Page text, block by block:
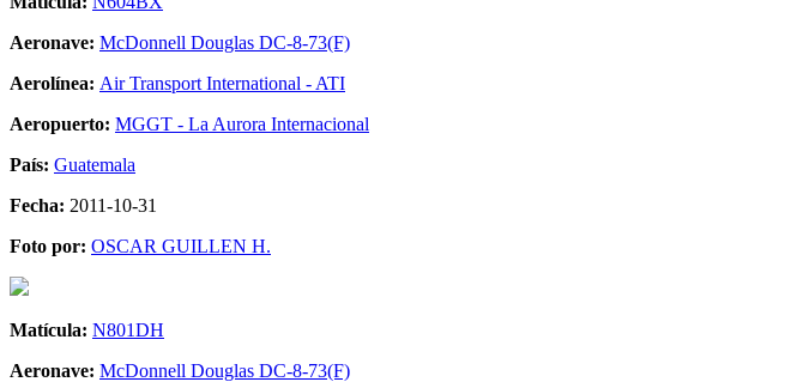
Aeronave: McDonnell Douglas DC-8-73(F)
Aerolínea: Air Transport International - ATI
Aeropuerto: MGGT - La Aurora Internacional
País: Guatemala
Fecha: 2011-10-31
Foto por: OSCAR GUILLEN H.
Matícula: N801DH
Aeronave: McDonnell Douglas DC-8-73(F)